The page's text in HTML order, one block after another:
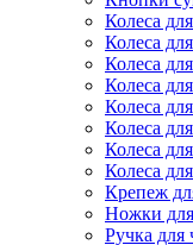
Колеса
Колеса
Колеса
Колеса
Колеса
Колеса
Колеса
Колеса
Крепеж
Ножки
Ручка для